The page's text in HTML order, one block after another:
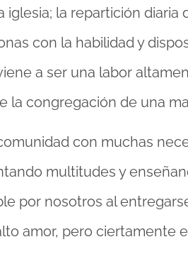
la repartición diaria
con la habilidad y
a ser una labor
la congregación de una
con muchas
multitudes y
por nosotros al
amor, pero ciertamente